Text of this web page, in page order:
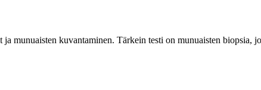
munuaisten kuvantaminen. Tärkein testi on munuaisten biopsia,